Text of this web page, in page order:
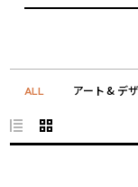
ALL アート & デ